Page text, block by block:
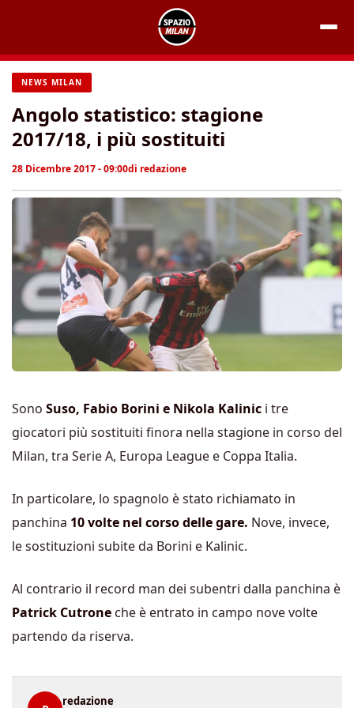
contenuto
NEWS MILAN
Angolo statistico: stagione
2017/18, i più sostituiti
28 Dicembre 2017 - 09:00di redazione
Sono Suso, Fabio Borini e Nikola Kalinic i tre
giocatori più sostituiti finora nella stagione in corso del
Milan, tra Serie A, Europa League e Coppa Italia.
In particolare, lo spagnolo è stato richiamato in
panchina 10 volte nel corso delle gare. Nove, invece,
le sostituzioni subite da Borini e Kalinic.
Al contrario il record man dei subentri dalla panchina è
Patrick Cutrone che è entrato in campo nove volte
partendo da riserva.
redazione